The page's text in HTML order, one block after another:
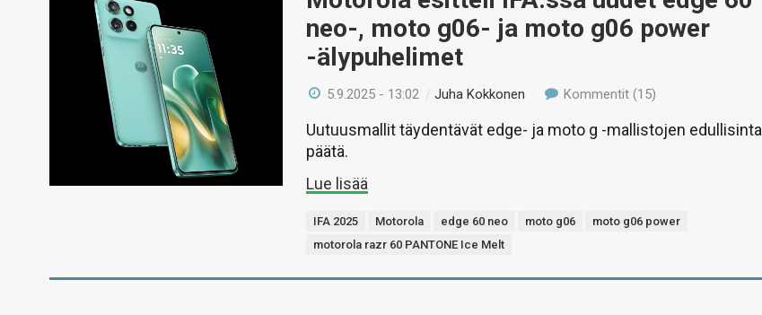
neo-, moto g06- ja moto g06 power
-älypuhelimet
5.9.2025 - 13:02 /Juha Kokkonen Kommentit (15)
Uutuusmallit täydentävät edge- ja moto g -mallistojen edullisinta
päätä.
Lue lisää
IFA 2025 Motorola edge 60 neo moto g06
moto g06 power
motorola razr 60 PANTONE Ice Melt